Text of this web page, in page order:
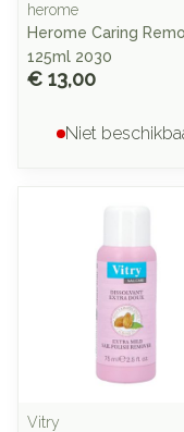
herome
Herome Caring
125ml 2030
€ 13,00
Niet
Vitry